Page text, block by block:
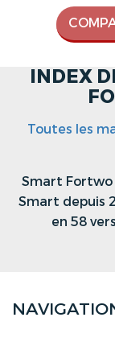
INDEX
Toutes les
Smart
Smart depuis
en 58